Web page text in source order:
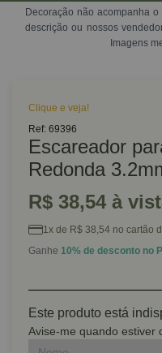
Decoração não acompanha
descrição ou nossos
Imagens
Clique e veja!
Ref: 69396
Escareador
Redonda
R$ 38,54 à
1x de R$ 38,54 no cartão
Ganhe 10% de desconto no
Este produto está
Avise-me quando estiver